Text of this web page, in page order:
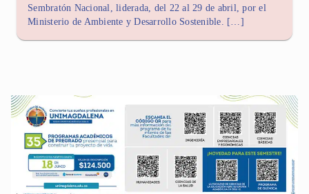
Sembratón Nacional, liderada, del 22 al 29 de abril, por el
Ministerio de Ambiente y Desarrollo Sostenible. […]